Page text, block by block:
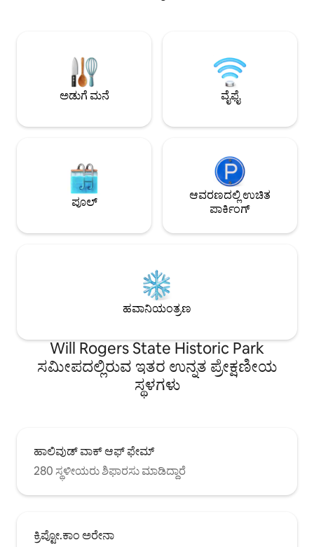
ಆದರೆ ಯಾವುದೇ ಹಂಚಿಕೆಯ ಗೋಡೆಗಳಿಲ್ಲದೆ
ಸಂಪೂರ್ಣವಾಗಿ ಪ್ರತ್ಯೇಕವಾಗಿದೆ.
ವೈಫೈ ಮತ್ತು ಸ್ಮಾರ್ಟ್ ಟಿವಿ. ವಿಷಾದಕರವಾಗಿ,
ಹೆಚ್ಚುವರಿ ವಯಸ್ಕರು,
ಸಾಕುಪ್ರಾಣಿಗಳಿಲ್ಲ.
ಅಡುಗೆ ಮನೆ ವೈಫೈ
ಪೂಲ್
ಆವರಣದಲ್ಲಿ ಉಚಿತ
ಪಾರ್ಕಿಂಗ್
ಹವಾನಿಯಂತ್ರಣ
Will Rogers State Historic Park
ಸಮೀಪದಲ್ಲಿರುವ ಇತರ ಉನ್ನತ ಪ್ರೇಕ್ಷಣೀಯ
ಸ್ಥಳಗಳು
ಹಾಲಿವುಡ್ ವಾಕ್ ಆಫ್ ಫೇಮ್
280 ಸ್ಥಳೀಯರು ಶಿಫಾರಸು ಮಾಡಿದ್ದಾರೆ
ಕ್ರಿಪ್ಟೋ.ಕಾಂ ಅರೇನಾ